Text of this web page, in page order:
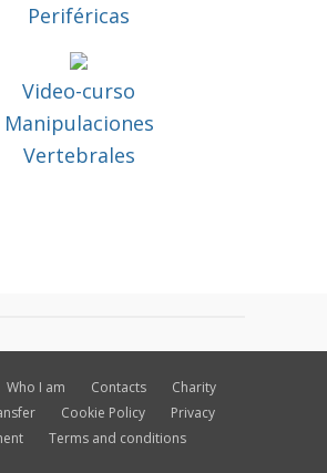
Periféricas
Video-curso
Manipulaciones
Vertebrales
Who I am Contacts
Charity
Cookie Policy
Privacy
Terms and conditions